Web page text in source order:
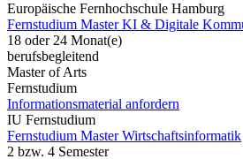
Europäische Fernhochschule Hamburg
Fernstudium Master KI & Digitale
18 oder 24 Monat(e)
berufsbegleitend
Master of Arts
Fernstudium
Informationsmaterial anfordern
IU Fernstudium
Fernstudium Master Wirtschaftsinformatik
2 bzw. 4 Semester